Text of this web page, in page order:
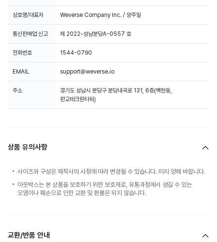
상호명/대표자 Weverse Company Inc. / 양주일
통신판매업 신고 제 2022-성남분당A-0557 호
전화번호 1544-0790
EMAIL support@weverse.io
주소
경기도 성남시 분당구 분당내곡로 131, 6층(백현동,
판교테크원타워)
상품 유의사항
사이즈와 구성은 제작사의 사정에 따라 변경될 수 있습니다. 미리 양해 바랍니다.
아웃박스는 본 상품을 보호하기 위한 보호제로, 유통과정에서 생길 수 있는
오염이나 훼손으로 인한 교환 및 환불은 되지 않습니다.
교환/반품 안내